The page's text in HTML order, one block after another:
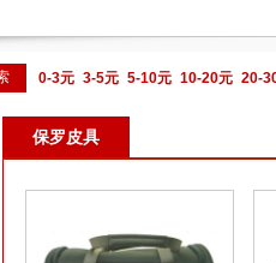
0-3元 3-5元 5-10元 10-20元 20-
议或电话咨询
保罗皮具